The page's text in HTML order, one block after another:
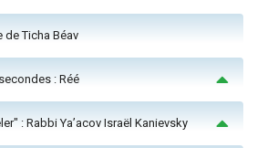
de Ticha Béav
: Réé
: Rabbi Ya’acov Israël Kanievsky